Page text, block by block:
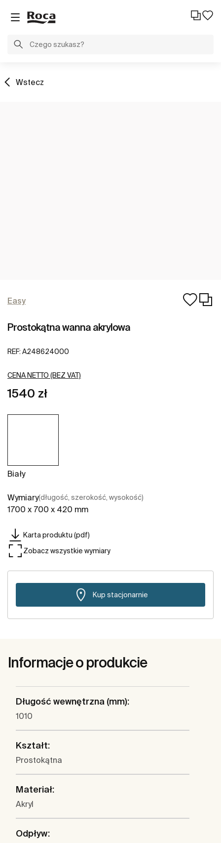
Wstecz
Easy
Prostokątna wanna akrylowa
REF: A248624000
CENA NETTO (BEZ VAT)
1540 zł
Biały
Wymiary(długość, szerokość, wysokość)
1700 x 700 x 420 mm
Karta produktu (pdf)
Zobacz wszystkie wymiary
Kup stacjonarnie
Informacje o produkcie
Długość wewnętrzna (mm):
1010
Kształt:
Prostokątna
Materiał:
Akryl
Odpływ: